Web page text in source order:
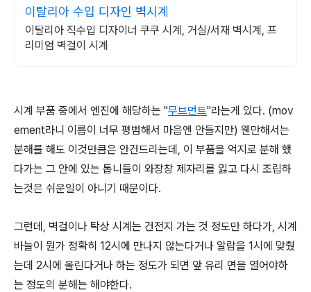
이탈리아 수입 디자인 벽시계
이탈리아 직수입 디자이너 쿠쿠 시계, 거실/서재 벽시계, 프
리미엄 벽걸이 시계
시계 부품 중에서 엔진에 해당하는 "무브먼트"라는게 있다. (mov
ement라니 이름이 너무 평범해서 마음엔 안들지만) 웬만해서는
분해를 해도 이것만큼은 안건드리는데, 이 부품을 억지로 분해 했
다가는 그 안에 있는 톱니들이 와장창 제자리를 잃고 다시 조립하
는것은 쉬운일이 아니기 때문이다.
그런데, 벽걸이나 탁상 시계는 건전지 가는 것 정도만 하다가, 시계
바늘이 뭔가 정확히 12시에 만나지 않는다거나 알람을 1시에 맞췄
는데 2시에 울린다거나 하는 정도가 되면 앞 유리 면을 열어야하
는 정도의 분해는 해야한다.